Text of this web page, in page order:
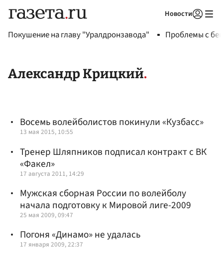
Новости
Покушение на главу "Уралдронзавода" Проблемы с
Александр Крицкий
Восемь волейболистов покинули «Кузбасс»
13 мая 2015, 10:55
Тренер Шляпников подписал контракт с ВК
«Факел»
17 августа 2011, 14:29
Мужская сборная России по волейболу
начала подготовку к Мировой лиге-2009
25 мая 2009, 09:47
Погоня «Динамо» не удалась
17 января 2009, 22:37